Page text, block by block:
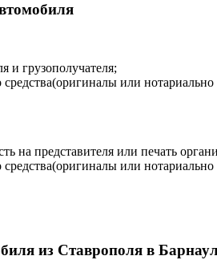
и грузополучателя;
или нотариально
на представителя или печать
или нотариально
из Ставрополя в